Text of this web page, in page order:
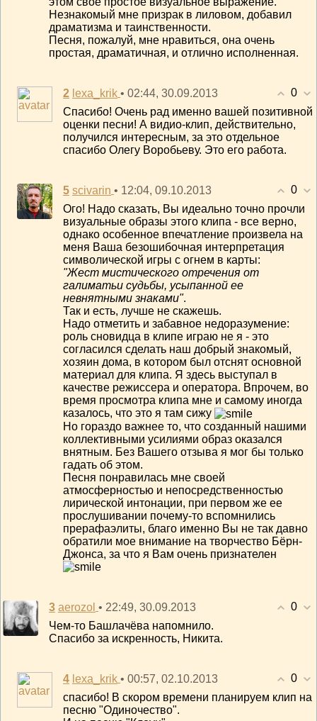
Незнакомый мне призрак в лиловом, добавил
драматизма и таинственности.
Песня, пожалуй, мне нравиться, она очень
простая, драматичная, и отлично исполненная.
0
2 lexa_krik • 02:44, 30.09.2013
Спасибо! Очень рад именно вашей позитивной
оценки песни! А видио-клип, действительно,
получился интересным, за это отдельное
спасибо Олегу Воробьеву. Это его работа.
0
5 scivarin • 12:04, 09.10.2013
Ого! Надо сказать, Вы идеально точно прочли
визуальные образы этого клипа - все верно,
однако особенное впечатление произвела на
меня Ваша безошибочная интерпретация
символической игры с огнем в карты:
"Жест мистического отречения от
галиматьи судьбы, усыпанной ее
невнятными знаками".
Так и есть, лучше не скажешь.
Надо отметить и забавное недоразумение:
роль сновидца в клипе играю не я - это
согласился сделать наш добрый знакомый,
хозяин дома, в котором был отснят основной
материал для клипа. Я здесь выступал в
качестве режиссера и оператора. Впрочем, во
время просмотра клипа мне и самому иногда
казалось, что это я там сижу
Но гораздо важнее то, что созданный нашими
коллективными усилиями образ оказался
внятным. Без Вашего отзыва я мог бы только
гадать об этом.
Песня понравилась мне своей
атмосферностью и непосредственностью
лирической интонации, при первом же ее
прослушивании почему-то вспомнились
прерафаэлиты, благо именно Вы не так давно
обратили мое внимание на творчество Бёрн-
Джонса, за что я Вам очень признателен
0
3 aerozol • 22:49, 30.09.2013
Чем-то Башлачёва напомнило.
Спасибо за искренность, Никита.
0
4 lexa_krik • 00:57, 02.10.2013
спасибо! В скором времени планируем клип на
песню "Одиночество".